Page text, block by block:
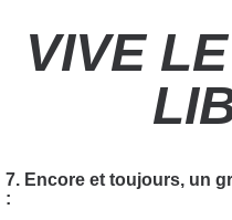
VIVE
7. Encore et toujours, un
: